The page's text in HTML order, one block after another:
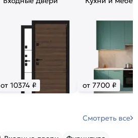
от 10374 ₽ от 7700 ₽
Смотреть все